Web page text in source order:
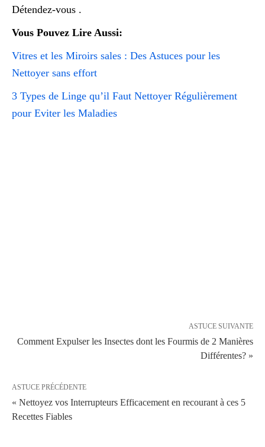
Détendez-vous .
Vous Pouvez Lire Aussi:
Vitres et les Miroirs sales : Des Astuces pour les
Nettoyer sans effort
3 Types de Linge qu’il Faut Nettoyer Régulièrement
pour Eviter les Maladies
ASTUCE SUIVANTE
Comment Expulser les Insectes dont les Fourmis de 2 Manières
Différentes? »
ASTUCE PRÉCÉDENTE
« Nettoyez vos Interrupteurs Efficacement en recourant à ces 5
Recettes Fiables